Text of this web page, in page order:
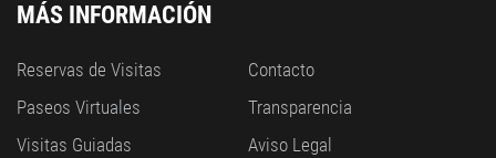
MÁS INFORMACIÓN
Reservas de Visitas
Paseos Virtuales
Visitas Guiadas
Contacto
Transparencia
Aviso Legal